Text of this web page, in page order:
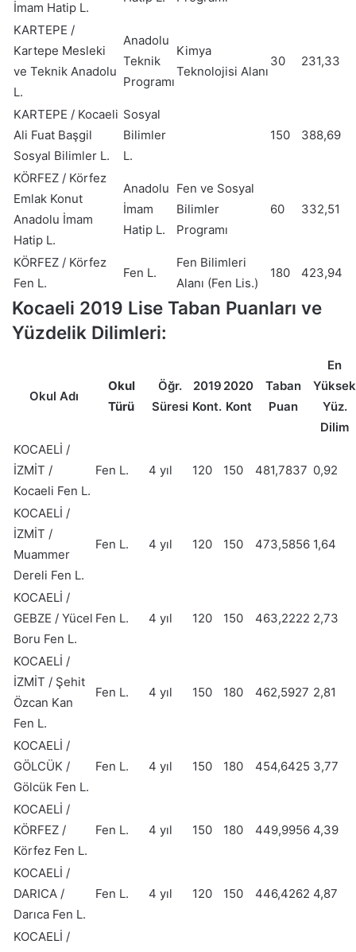
İmam Hatip L.
KARTEPE /
Kartepe Mesleki
ve Teknik Anadolu
L.
Anadolu
Teknik
Programı
Kimya
Teknolojisi Alanı
30 231,33
KARTEPE / Kocaeli
Ali Fuat Başgil
Sosyal Bilimler L.
Sosyal
Bilimler
L.
150 388,69
KÖRFEZ / Körfez
Emlak Konut
Anadolu İmam
Hatip L.
Anadolu
İmam
Hatip L.
Fen ve Sosyal
Bilimler
Programı
60 332,51
KÖRFEZ / Körfez
Fen L.
Fen L.
Fen Bilimleri
Alanı (Fen Lis.)
180 423,94
Kocaeli 2019 Lise Taban Puanları ve
Yüzdelik Dilimleri:
Okul Adı
Okul
Türü
Öğr.
Süresi
2019
Kont.
2020
Kont
Taban
Puan
En
Yüksek
Yüz.
Dilim
KOCAELİ /
İZMİT /
Kocaeli Fen L.
Fen L. 4 yıl 120 150 481,7837 0,92
KOCAELİ /
İZMİT /
Muammer
Dereli Fen L.
Fen L. 4 yıl 120 150 473,5856 1,64
KOCAELİ /
GEBZE / Yücel
Boru Fen L.
Fen L. 4 yıl 120 150 463,2222 2,73
KOCAELİ /
İZMİT / Şehit
Özcan Kan
Fen L.
Fen L. 4 yıl 150 180 462,5927 2,81
KOCAELİ /
GÖLCÜK /
Gölcük Fen L.
Fen L. 4 yıl 150 180 454,6425 3,77
KOCAELİ /
KÖRFEZ /
Körfez Fen L.
Fen L. 4 yıl 150 180 449,9956 4,39
KOCAELİ /
DARICA /
Darıca Fen L.
Fen L. 4 yıl 120 150 446,4262 4,87
KOCAELİ /